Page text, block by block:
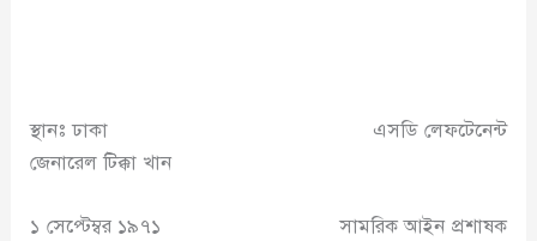
স্থানঃ ঢাকা এসডি লেফটেনেন্ট
জেনারেল টিক্কা খান
১ সেপ্টেম্বর ১৯৭১ সামরিক আইন প্রশাষক